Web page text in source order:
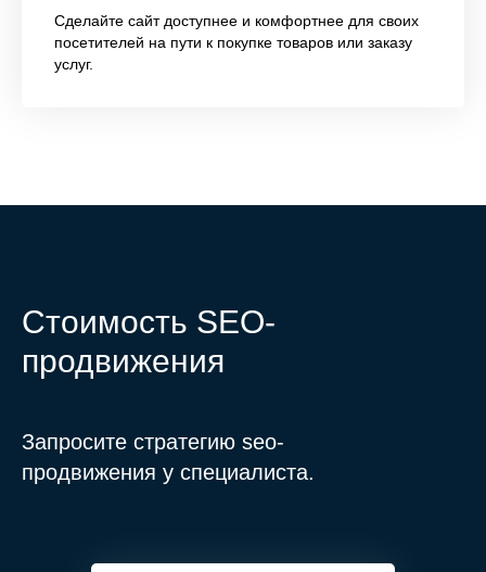
Сделайте сайт доступнее и комфортнее для своих
посетителей на пути к покупке товаров или заказу
услуг.
Стоимость SEO-
продвижения
Запросите стратегию seo-
продвижения у специалиста.